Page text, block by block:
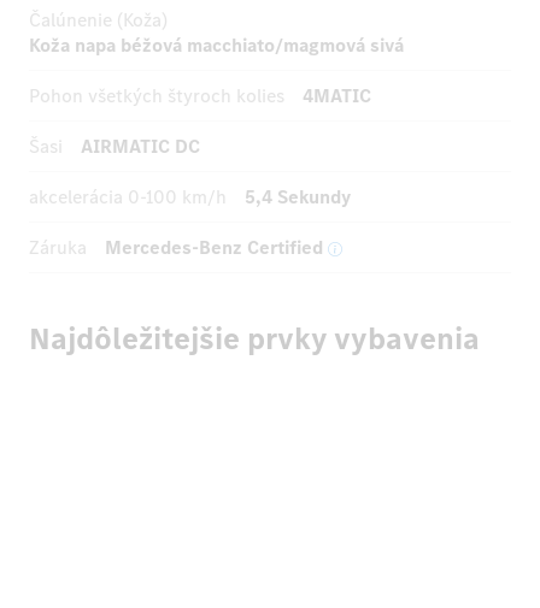
Čalúnenie (Koža)
Koža napa béžová macchiato/magmová sivá
Pohon všetkých štyroch kolies
4MATIC
Šasi
AIRMATIC DC
akcelerácia 0-100 km/h
5,4 Sekundy
Záruka
Mercedes-Benz Certified
Najdôležitejšie prvky vybavenia